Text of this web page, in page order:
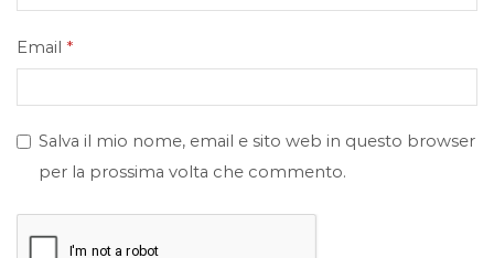
Email *
Salva il mio nome, email e sito web in questo browser
per la prossima volta che commento.